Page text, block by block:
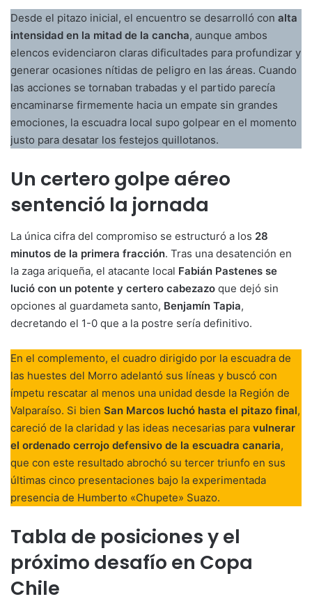
Desde el pitazo inicial, el encuentro se desarrolló con alta
intensidad en la mitad de la cancha, aunque ambos
elencos evidenciaron claras dificultades para profundizar y
generar ocasiones nítidas de peligro en las áreas. Cuando
las acciones se tornaban trabadas y el partido parecía
encaminarse firmemente hacia un empate sin grandes
emociones, la escuadra local supo golpear en el momento
justo para desatar los festejos quillotanos.
Un certero golpe aéreo
sentenció la jornada
La única cifra del compromiso se estructuró a los 28
minutos de la primera fracción. Tras una desatención en
la zaga ariqueña, el atacante local Fabián Pastenes se
lució con un potente y certero cabezazo que dejó sin
opciones al guardameta santo, Benjamín Tapia,
decretando el 1-0 que a la postre sería definitivo.
En el complemento, el cuadro dirigido por la escuadra de
las huestes del Morro adelantó sus líneas y buscó con
ímpetu rescatar al menos una unidad desde la Región de
Valparaíso. Si bien San Marcos luchó hasta el pitazo final,
careció de la claridad y las ideas necesarias para vulnerar
el ordenado cerrojo defensivo de la escuadra canaria,
que con este resultado abrochó su tercer triunfo en sus
últimas cinco presentaciones bajo la experimentada
presencia de Humberto «Chupete» Suazo.
Tabla de posiciones y el
próximo desafío en Copa
Chile